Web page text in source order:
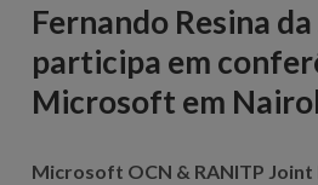
Fernando Resina
participa em
Microsoft em
Microsoft OCN & RANITP Joint